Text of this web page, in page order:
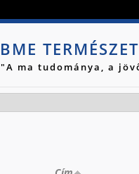
BME
"A ma tudománya, a